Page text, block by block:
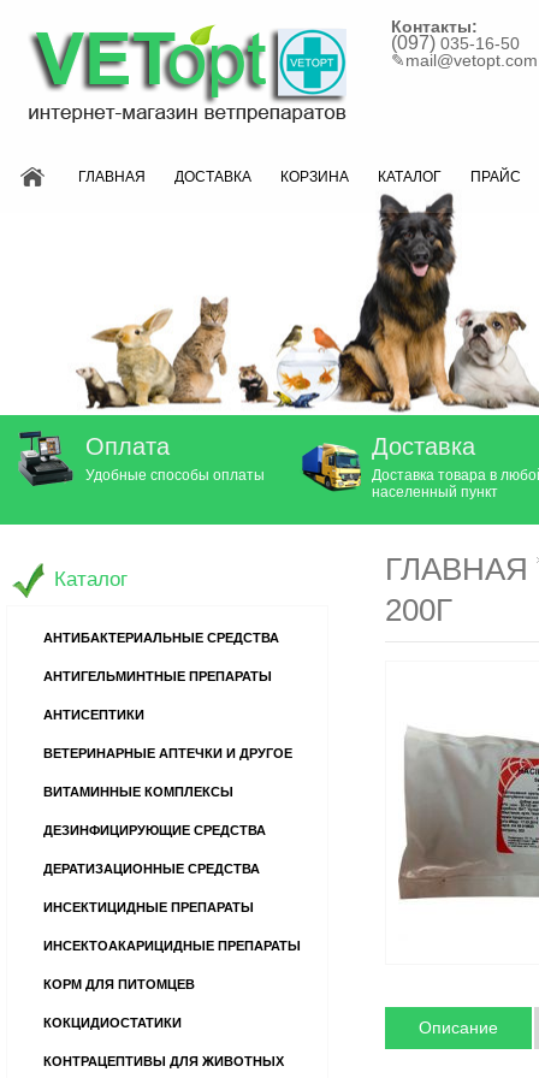
Контакты:
(097) 035-16-50
✎mail@vetopt.com
ГЛАВНАЯ ДОСТАВКА КОРЗИНА КАТАЛОГ ПРАЙС
Оплата
Удобные способы оплаты
Доставка
Доставка товара в
населенный пункт
ГЛАВНАЯ
200Г
Описание
Каталог
АНТИБАКТЕРИАЛЬНЫЕ СРЕДСТВА
АНТИГЕЛЬМИНТНЫЕ ПРЕПАРАТЫ
АНТИСЕПТИКИ
ВЕТЕРИНАРНЫЕ АПТЕЧКИ И ДРУГОЕ
ВИТАМИННЫЕ КОМПЛЕКСЫ
ДЕЗИНФИЦИРУЮЩИЕ СРЕДСТВА
ДЕРАТИЗАЦИОННЫЕ СРЕДСТВА
ИНСЕКТИЦИДНЫЕ ПРЕПАРАТЫ
ИНСЕКТОАКАРИЦИДНЫЕ ПРЕПАРАТЫ
КОРМ ДЛЯ ПИТОМЦЕВ
КОКЦИДИОСТАТИКИ
КОНТРАЦЕПТИВЫ ДЛЯ ЖИВОТНЫХ